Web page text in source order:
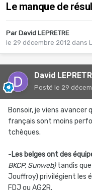
Le manque de
Par David LEPRETRE
le 29 décembre 2012 dans
David
Posté le 29
Bonsoir, je viens
français sont moins
tchèques.
-Les belges ont des
BKCP, Sunweb)tandis que
Jouffroy) privilégient les
FDJ ou AG2R.